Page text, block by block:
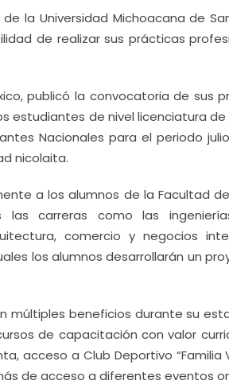
la Universidad Michoacana de
de realizar sus prácticas
publicó la convocatoria de sus
estudiantes de nivel licenciatura
Nacionales para el periodo
nicolaita.
a los alumnos de la Facultad
carreras como las
comercio y negocios
los alumnos desarrollarán un
múltiples beneficios durante su
de capacitación con valor
acceso a Club Deportivo
de acceso a diferentes eventos